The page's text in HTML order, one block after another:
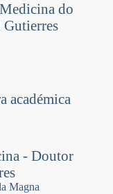
do
académica
- Doutor
Magna